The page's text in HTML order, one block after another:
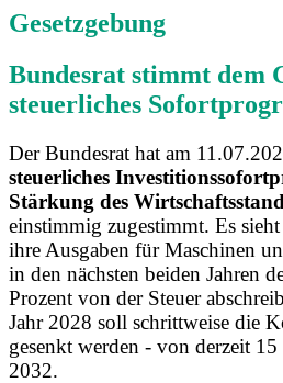
Gesetzgebung
Bundesrat stimmt dem
steuerliches
Der Bundesrat hat am
steuerliches
Stärkung des
einstimmig zugestimmt. Es
ihre Ausgaben für Maschinen
in den nächsten beiden Jahren
Prozent von der Steuer
Jahr 2028 soll schrittweise die
gesenkt werden - von derzeit
2032.